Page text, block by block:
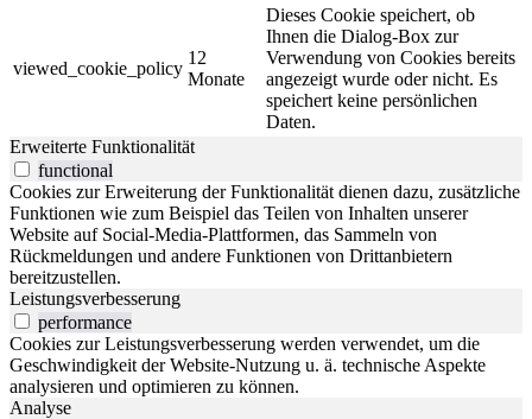
viewed_cookie_policy
12
Monate
Dieses Cookie speichert, ob
Ihnen die Dialog-Box zur
Verwendung von Cookies bereits
angezeigt wurde oder nicht. Es
speichert keine persönlichen
Daten.
Erweiterte Funktionalität
functional
Cookies zur Erweiterung der Funktionalität dienen dazu, zusätzliche
Funktionen wie zum Beispiel das Teilen von Inhalten unserer
Website auf Social-Media-Plattformen, das Sammeln von
Rückmeldungen und andere Funktionen von Drittanbietern
bereitzustellen.
Leistungsverbesserung
performance
Cookies zur Leistungsverbesserung werden verwendet, um die
Geschwindigkeit der Website-Nutzung u. ä. technische Aspekte
analysieren und optimieren zu können.
Analyse